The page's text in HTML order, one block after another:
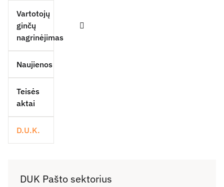
Vartotojų
ginčų
nagrinėjimas
Naujienos
Teisės
aktai
D.U.K.
DUK Pašto sektorius